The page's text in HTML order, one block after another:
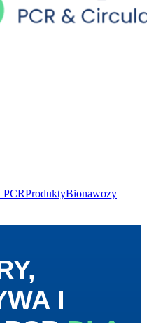
PCRProduktyBionawozy
I